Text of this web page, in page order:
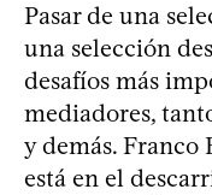
Pasar de una
una selección
desafíos más
mediadores,
y demás. Franco
está en el